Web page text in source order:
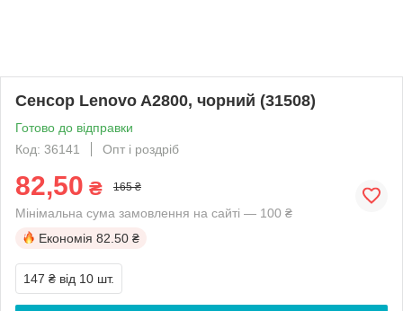
Сенсор Lenovo A2800, чорний (31508)
Готово до відправки
Код: 36141
Опт і роздріб
82,50 ₴ 165 ₴
Мінімальна сума замовлення на сайті — 100 ₴
Економія 82.50 ₴
147 ₴ від 10 шт.